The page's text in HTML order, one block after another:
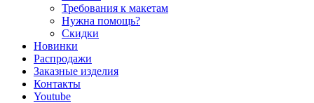
Требования к макетам
Нужна помощь?
Скидки
Новинки
Распродажи
Заказные изделия
Контакты
Youtube